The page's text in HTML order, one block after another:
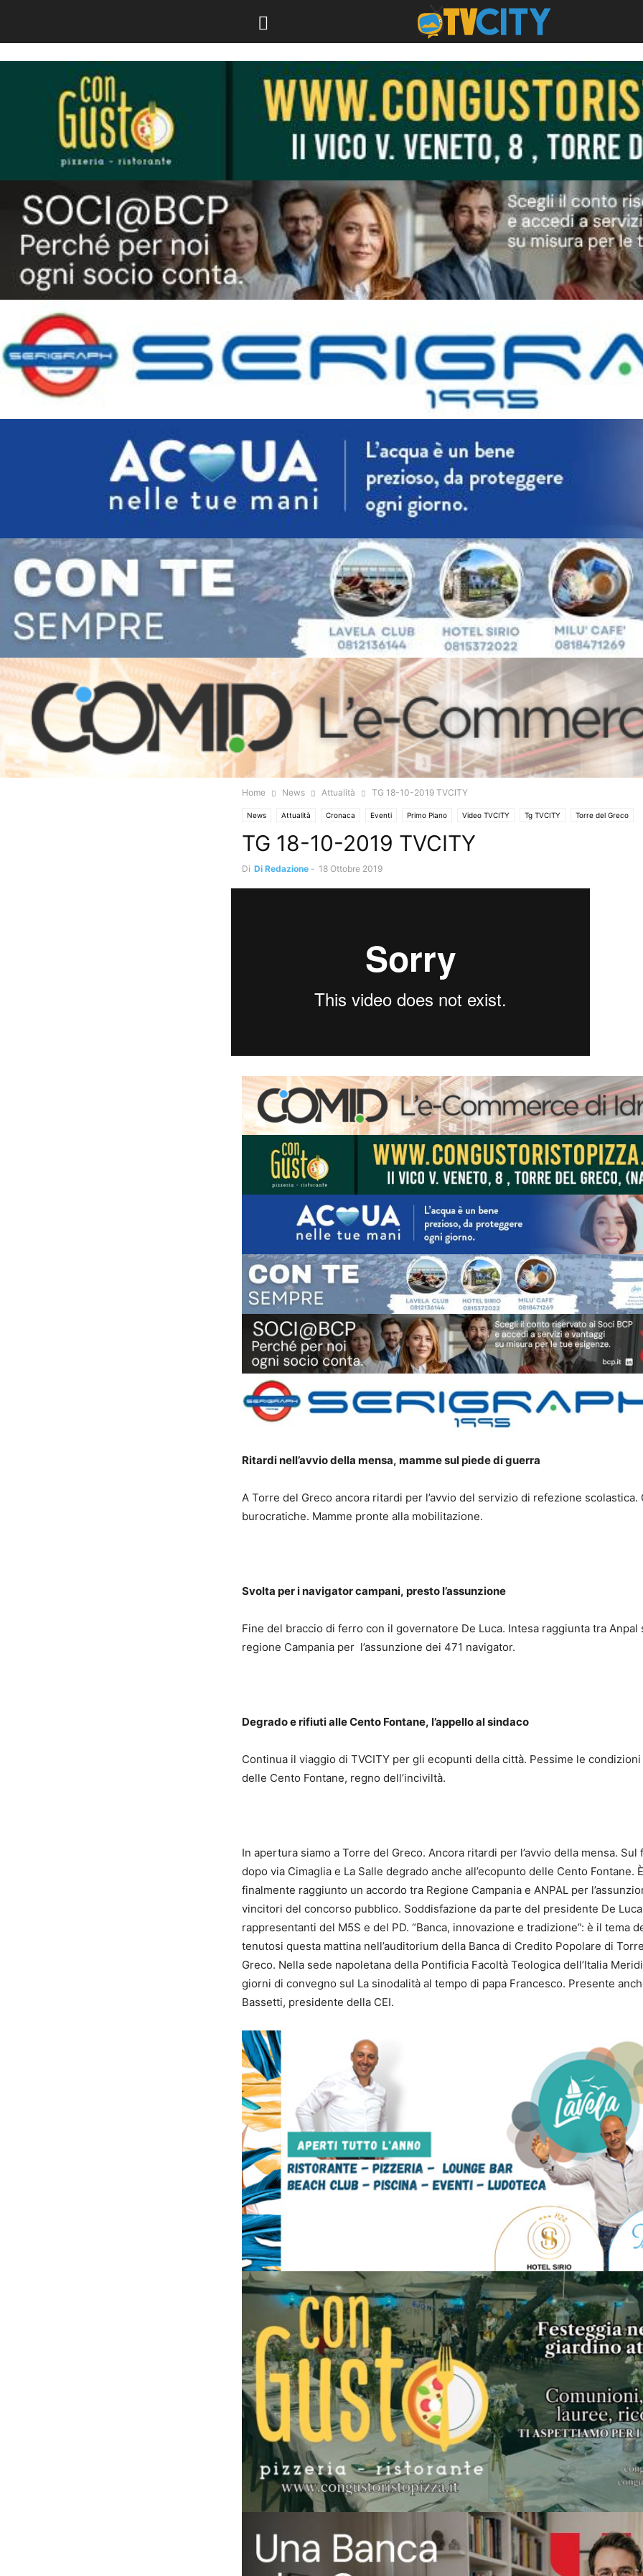
Home News Attualità TG 18-10-2019 TVCITY
News Attualità Cronaca Eventi Primo Piano Video TVCITY Tg TVCITY Torre del Greco
TG 18-10-2019 TVCITY
Di Di Redazione - 18 Ottobre 2019
Ritardi nell’avviodella mensa, mamme sul piede di guerra
A Torre del Greco ancora ritardi per l’avvio del servizio di refezione scolastica.
burocratiche. Mamme pronte alla mobilitazione.
Svolta per inavigator campani, presto l’assunzione
Fine del braccio di ferro con il governatore De Luca. Intesa raggiunta tra Anpal
regione Campania per l’assunzione dei 471 navigator.
Degrado e rifiutialle Cento Fontane, l’appello al sindaco
Continua il viaggio di TVCITY per gli ecopunti della città. Pessime le
delle Cento Fontane, regno dell’inciviltà.
In apertura siamo a Torre del Greco. Ancora ritardi per l’avvio della mensa.
dopo via Cimaglia e La Salle degrado anche all’ecopunto delle Cento Fontane.
finalmente raggiunto un accordo tra Regione Campania e ANPAL per
vincitori del concorso pubblico. Soddisfazione da parte del presidente De
rappresentanti del M5S e del PD. “Banca, innovazione e tradizione”: è il tema
tenutosi questa mattina nell’auditorium della Banca di Credito Popolare di
Greco. Nella sede napoletana della Pontificia Facoltà Teologica dell’Italia
giorni di convegno sul La sinodalità al tempo di papa Francesco. Presente
Bassetti, presidente della CEI.